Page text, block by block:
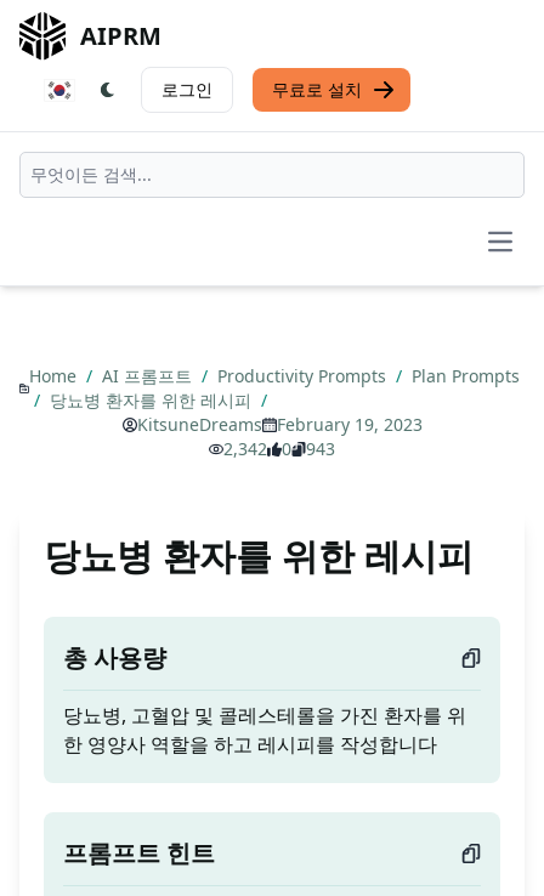
AIPRM
로그인 무료로 설치
Home / AI 프롬프트 / Productivity Prompts / Plan Prompts
/ 당뇨병 환자를 위한 레시피 /
KitsuneDreams
February 19, 2023
2,342
0 943
당뇨병 환자를 위한 레시피
총 사용량
당뇨병, 고혈압 및 콜레스테롤을 가진 환자를 위
한 영양사 역할을 하고 레시피를 작성합니다
프롬프트 힌트